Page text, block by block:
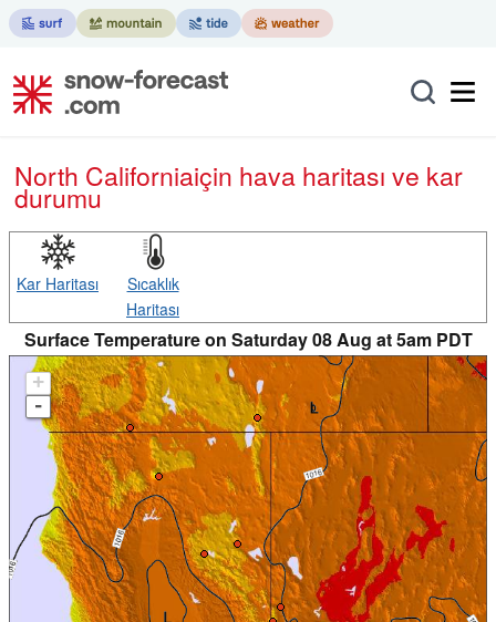
North Californiaiçin hava haritası ve kar
durumu
Kar Haritası
Sıcaklık
Haritası
Surface Temperature on Saturday 08 Aug at 5am PDT
+
-